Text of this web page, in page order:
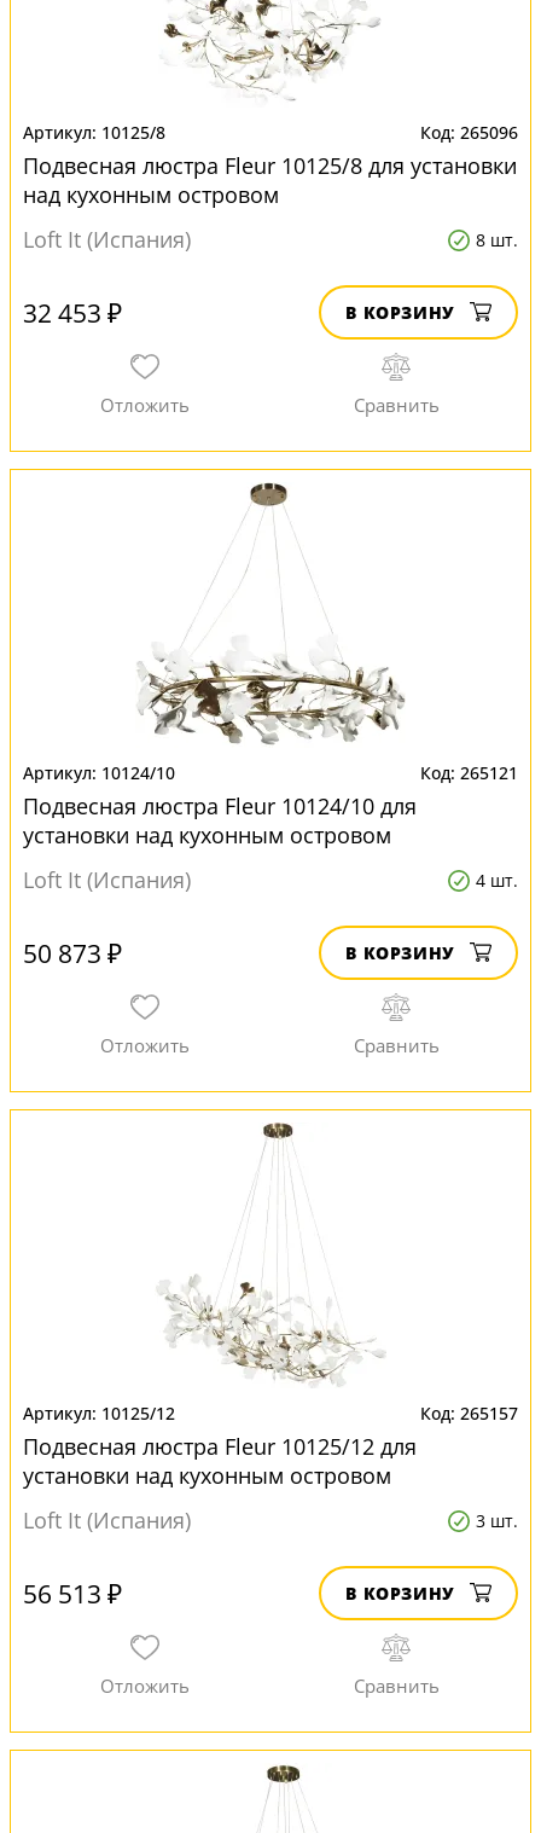
10125/8 265096
Подвесная люстра Fleur 10125/8 для установки
над кухонным островом
Loft It (Испания)
8 шт.
32 453 ₽ В КОРЗИНУ
10124/10 265121
Подвесная люстра Fleur 10124/10 для
установки над кухонным островом
Loft It (Испания)
4 шт.
50 873 ₽ В КОРЗИНУ
10125/12 265157
Подвесная люстра Fleur 10125/12 для
установки над кухонным островом
Loft It (Испания)
3 шт.
56 513 ₽ В КОРЗИНУ